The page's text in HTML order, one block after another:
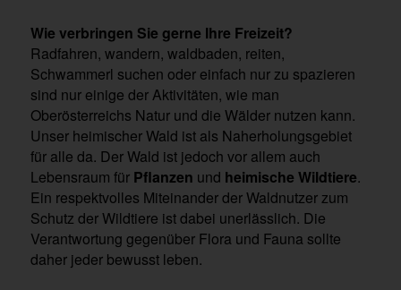
Wie verbringen Sie gerne Ihre Freizeit?
Radfahren, wandern, waldbaden, reiten,
Schwammerl suchen oder einfach nur zu spazieren
sind nur einige der Aktivitäten, wie man
Oberösterreichs Natur und die Wälder nutzen kann.
Unser heimischer Wald ist als Naherholungsgebiet
für alle da. Der Wald ist jedoch vor allem auch
Lebensraum für Pflanzen und heimische Wildtiere.
Ein respektvolles Miteinander der Waldnutzer zum
Schutz der Wildtiere ist dabei unerlässlich. Die
Verantwortung gegenüber Flora und Fauna sollte
daher jeder bewusst leben.